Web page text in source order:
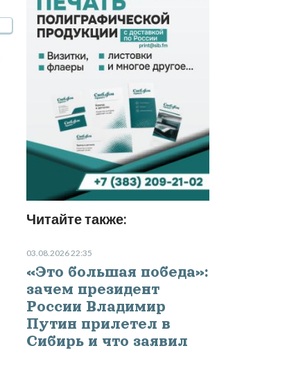
Читайте также:
03.08.2026 22:35
«Это большая победа»:
зачем президент
России Владимир
Путин прилетел в
Сибирь и что заявил